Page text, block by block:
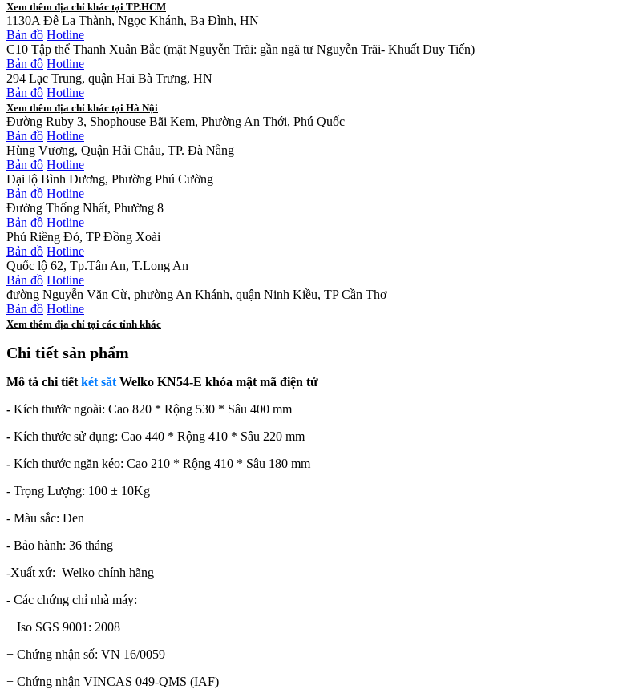
Xem thêm địa chỉ khác tại TP.HCM
1130A Đê La Thành, Ngọc Khánh, Ba Đình, HN
Bản đồ Hotline
C10 Tập thể Thanh Xuân Bắc (mặt Nguyễn Trãi: gần ngã tư Nguyễn Trãi- Khuất Duy Tiến)
Bản đồ Hotline
294 Lạc Trung, quận Hai Bà Trưng, HN
Bản đồ Hotline
Xem thêm địa chỉ khác tại Hà Nội
Đường Ruby 3, Shophouse Bãi Kem, Phường An Thới, Phú Quốc
Bản đồ Hotline
Hùng Vương, Quận Hải Châu, TP. Đà Nẵng
Bản đồ Hotline
Đại lộ Bình Dương, Phường Phú Cường
Bản đồ Hotline
Đường Thống Nhất, Phường 8
Bản đồ Hotline
Phú Riềng Đỏ, TP Đồng Xoài
Bản đồ Hotline
Quốc lộ 62, Tp.Tân An, T.Long An
Bản đồ Hotline
đường Nguyễn Văn Cừ, phường An Khánh, quận Ninh Kiều, TP Cần Thơ
Bản đồ Hotline
Xem thêm địa chỉ tại các tỉnh khác
Chi tiết sản phẩm
Mô tả chi tiếtkét sắt Welko KN54-E khóa mật mã điện tử
- Kích thước ngoài: Cao 820 * Rộng 530 * Sâu 400 mm
- Kích thước sử dụng: Cao 440 * Rộng 410 * Sâu 220 mm
- Kích thước ngăn kéo: Cao 210 * Rộng 410 * Sâu 180 mm
- Trọng Lượng: 100 ± 10Kg
- Màu sắc: Đen
- Bảo hành: 36 tháng
-Xuất xứ: Welko chính hãng
- Các chứng chỉ nhà máy:
+ Iso SGS 9001: 2008
+ Chứng nhận số: VN 16/0059
+ Chứng nhận VINCAS 049-QMS (IAF)